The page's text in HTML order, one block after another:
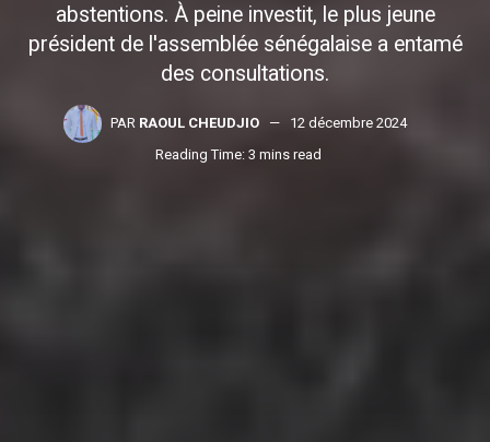
abstentions. À peine investit, le plus jeune
président de l'assemblée sénégalaise a entamé
des consultations.
PAR RAOUL CHEUDJIO
12 décembre 2024
Reading Time: 3 mins read